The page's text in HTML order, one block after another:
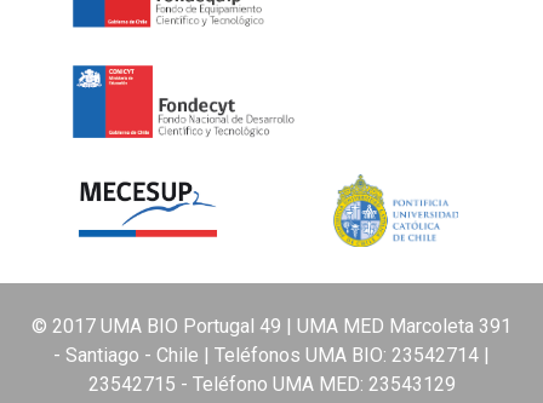
© 2017 UMA BIO Portugal 49 | UMA MED Marcoleta 391
- Santiago - Chile | Teléfonos UMA BIO: 23542714
23542715 - Teléfono UMA MED: 23543129